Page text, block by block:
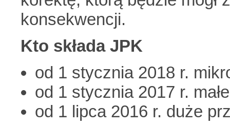
konsekwencji.
Kto składa JPK
od 1 stycznia 2018 r.
od 1 stycznia 2017 r.
od 1 lipca 2016 r. duże